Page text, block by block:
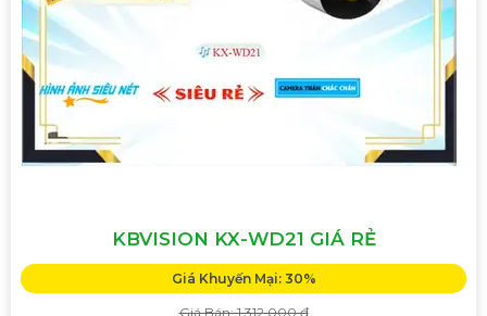
KBVISION KX-WD21 GIÁ RẺ
Giá Khuyến Mại: 30%
Giá Bán: 1,312,000 ₫